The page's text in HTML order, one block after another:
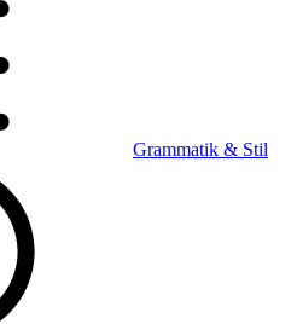
Grammatik & Stil